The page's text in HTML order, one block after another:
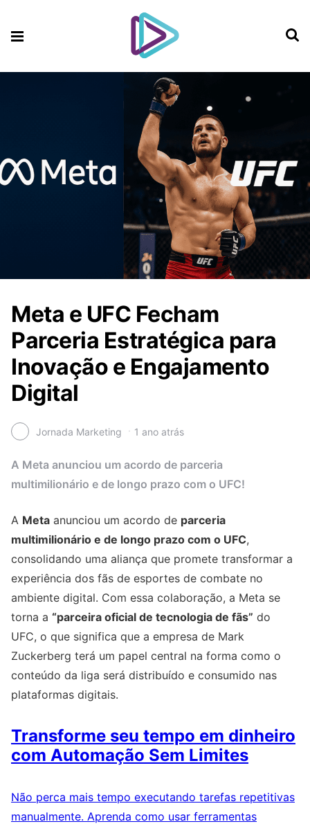
Meta e UFC Fecham
Parceria Estratégica para
Inovação e Engajamento
Digital
Jornada Marketing 1 ano atrás
A Meta anunciou um acordo de parceria
multimilionário e de longo prazo com o UFC!
A Meta anunciou um acordo de parceria
multimilionário e de longo prazo com o UFC,
consolidando uma aliança que promete transformar a
experiência dos fãs de esportes de combate no
ambiente digital. Com essa colaboração, a Meta se
torna a “parceira oficial de tecnologia de fãs” do
UFC, o que significa que a empresa de Mark
Zuckerberg terá um papel central na forma como o
conteúdo da liga será distribuído e consumido nas
plataformas digitais.
Transforme seu tempo em dinheiro
com Automação Sem Limites
Não perca mais tempo executando tarefas repetitivas
manualmente. Aprenda como usar ferramentas